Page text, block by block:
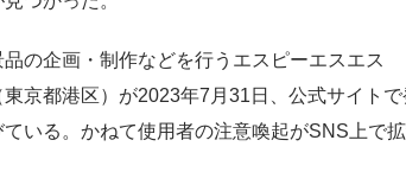
品の企画・制作などを行うエスピーエスエス
東京都港区）が2023年7月31日、公式サイト
ている。かねて使用者の注意喚起がSNS上で拡